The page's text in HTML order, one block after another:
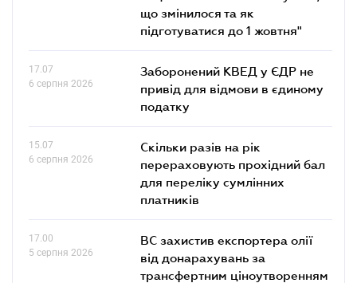
що змінилося та як
підготуватися до 1 жовтня"
17.07
6 серпня 2026
Заборонений КВЕД у ЄДР не
привід для відмови в єдиному
податку
15.07
6 серпня 2026
Скільки разів на рік
перераховують прохідний бал
для переліку сумлінних
платників
17.00
5 серпня 2026
ВС захистив експортера олії
від донарахувань за
трансфертним ціноутворенням